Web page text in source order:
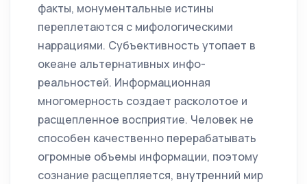
факты, монументальные истины
переплетаются с мифологическими
наррациями. Субъективность утопает в
океане альтернативных инфо-
реальностей. Информационная
многомерность создает расколотое и
расщепленное восприятие. Человек не
способен качественно перерабатывать
огромные объемы информации, поэтому
сознание расщепляется, внутренний мир